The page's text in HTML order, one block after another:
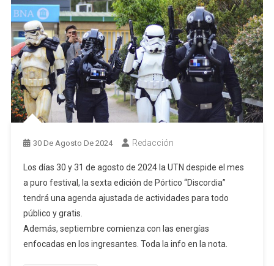
30 De Agosto De 2024 Redacción
Los días 30 y 31 de agosto de 2024 la UTN despide el mes
a puro festival, la sexta edición de Pórtico “Discordia”
tendrá una agenda ajustada de actividades para todo
público y gratis.
Además, septiembre comienza con las energías
enfocadas en los ingresantes. Toda la info en la nota.